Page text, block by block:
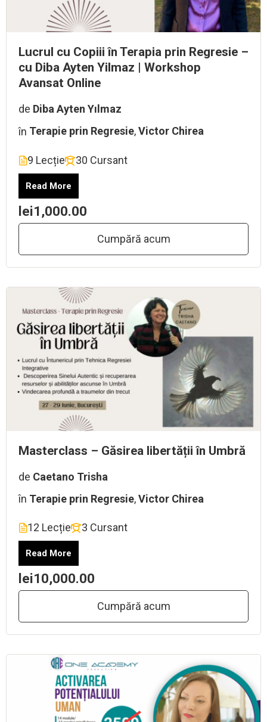
Lucrul cu Copiii în Terapia prin Regresie –
cu Diba Ayten Yilmaz | Workshop
Avansat Online
de Diba Ayten Yılmaz
în Terapie prin Regresie,Victor Chirea
9 Lecție 30 Cursant
Read More
lei1,000.00
Cumpără acum
Masterclass – Găsirea libertății în Umbră
de Caetano Trisha
în Terapie prin Regresie,Victor Chirea
12 Lecție 3 Cursant
Read More
lei10,000.00
Cumpără acum